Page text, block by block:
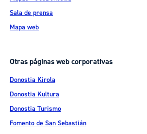
Sala de prensa
Mapa web
Otras páginas web corporativas
Donostia Kirola
Donostia Kultura
Donostia Turismo
Fomento de San Sebastián